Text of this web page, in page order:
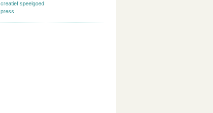
creatief speelgoed
press